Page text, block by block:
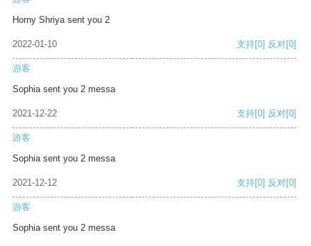
Horny Shriya sent you 2
2022-01-10 支持[0] 反对[0]
游客
Sophia sent you 2 messa
2021-12-22 支持[0] 反对[0]
游客
Sophia sent you 2 messa
2021-12-12 支持[0] 反对[0]
游客
Sophia sent you 2 messa